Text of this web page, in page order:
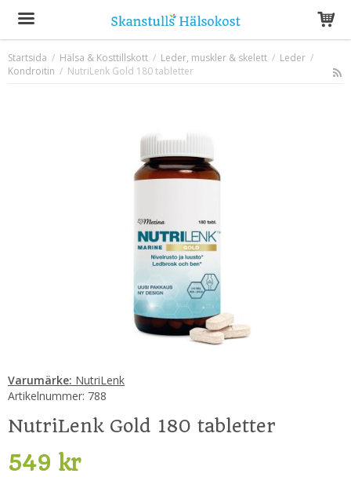
Produkten har blivit tillagd i varukorgen
Startsida / Hälsa & Kosttillskott / Leder, muskler & skelett / Leder /
Kondroitin / NutriLenk Gold 180 tabletter
Varumärke: NutriLenk
Artikelnummer: 788
NutriLenk Gold 180 tabletter
549 kr